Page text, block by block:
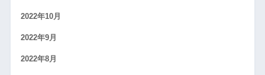
2022年10月
2022年9月
2022年8月